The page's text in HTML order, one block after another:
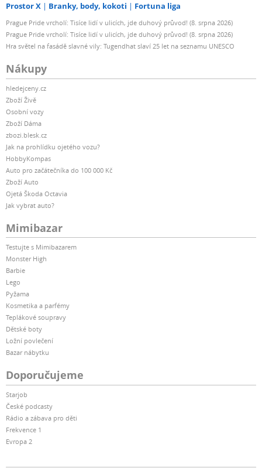
Prostor X Branky, body, kokoti Fortuna liga
Prague Pride vrcholí: Tisíce lidí v ulicích, jde duhový průvod! (8. srpna 2026)
Prague Pride vrcholí: Tisíce lidí v ulicích, jde duhový průvod! (8. srpna 2026)
Hra světel na fasádě slavné vily: Tugendhat slaví 25 let na seznamu UNESCO
Nákupy
hledejceny.cz
Zboží Živě
Osobní vozy
Zboží Dáma
zbozi.blesk.cz
Jak na prohlídku ojetého vozu?
HobbyKompas
Auto pro začátečníka do 100 000 Kč
Zboží Auto
Ojetá Škoda Octavia
Jak vybrat auto?
Mimibazar
Testujte s Mimibazarem
Monster High
Barbie
Lego
Pyžama
Kosmetika a parfémy
Teplákové soupravy
Dětské boty
Ložní povlečení
Bazar nábytku
Doporučujeme
Starjob
České podcasty
Rádio a zábava pro děti
Frekvence 1
Evropa 2